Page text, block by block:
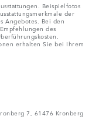
Beispielfotos
der
Angebotes. Bei den
des
erhalten Sie bei Ihrem
7, 61476 Kronberg